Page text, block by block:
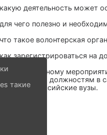
деятельность может
чего полезно и
такое волонтерская
зарегистрироваться на
данному
должностям в
российские вузы.
такие